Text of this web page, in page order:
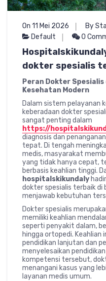
On 11 Mei 2026
By
Default
0
dokter spesialis
Peran Dokter
Kesehatan Modern
Dalam sistem pelayanan
keberadaan dokter
sangat penting dalam
https://
diagnosis dan
tepat. Di tengah
medis, masyarakat
yang tidak hanya cepat,
berbasis keahlian tinggi.
hospitalskikundaly
dokter spesialis terbaik di
menjawab kebutuhan
Dokter spesialis
memiliki keahlian
seperti penyakit dalam,
hingga ortopedi. Keahlian
pendidikan lanjutan dan
menyelesaikan
kompetensi tersebut,
menangani kasus yang
layanan medis umum.